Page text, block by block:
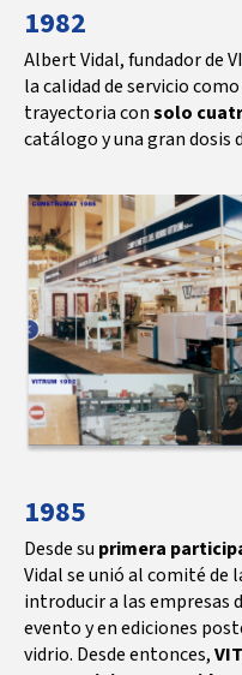
1982
Albert Vidal, fundador de
la calidad de servicio
trayectoria consolo
catálogo y una gran dosis
1985
Desde su primera
Vidal se unió al comité de
introducir a las empresas
evento y en ediciones
vidrio. Desde entonces,